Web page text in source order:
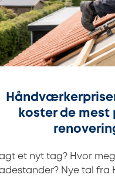
koster de
et nyt tag? Hvor
Nye tal fra